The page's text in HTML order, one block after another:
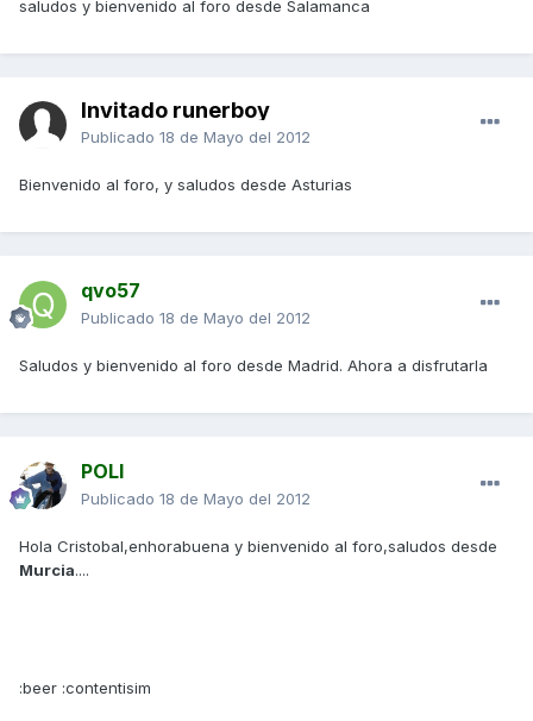
saludos y bienvenido al foro desde Salamanca
Invitado runerboy
Publicado 18 de Mayo del 2012
Bienvenido al foro, y saludos desde Asturias
qvo57
Publicado 18 de Mayo del 2012
Saludos y bienvenido al foro desde Madrid. Ahora a disfrutarla
POLI
Publicado 18 de Mayo del 2012
Hola Cristobal,enhorabuena y bienvenido al foro,saludos desde
Murcia....
:beer :contentisim